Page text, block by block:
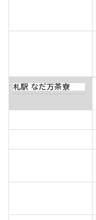
札駅 なだ万茶寮